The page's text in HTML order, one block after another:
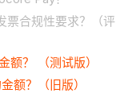
票合规性要求？（评
额？ （测试版）
额？（旧版）